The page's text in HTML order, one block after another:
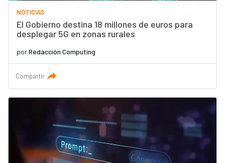
NOTICIAS
El Gobierno destina 18 millones de euros para
desplegar 5G en zonas rurales
porRedacción Computing
Compartir